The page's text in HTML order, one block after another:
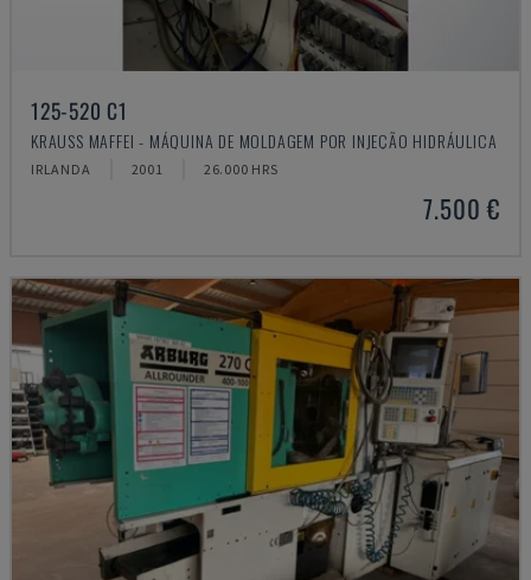
125-520 C1
KRAUSS MAFFEI - MÁQUINA DE MOLDAGEM POR INJEÇÃO HIDRÁULICA
IRLANDA 2001 26.000 HRS
7.500 €